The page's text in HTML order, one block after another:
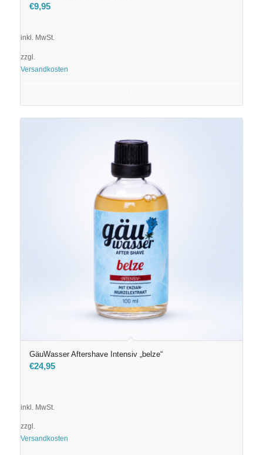
€9,95
inkl. MwSt.
zzgl.
Versandkosten
GäuWasser Aftershave Intensiv „belze“
€24,95
inkl. MwSt.
zzgl.
Versandkosten